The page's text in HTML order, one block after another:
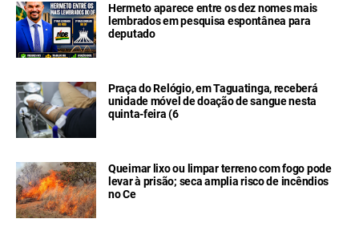
Hermeto aparece entre os dez nomes mais
lembrados em pesquisa espontânea para
deputado
Praça do Relógio, em Taguatinga, receberá
unidade móvel de doação de sangue nesta
quinta-feira (6
Queimar lixo ou limpar terreno com fogo pode
levar à prisão; seca amplia risco de incêndios
no Ce